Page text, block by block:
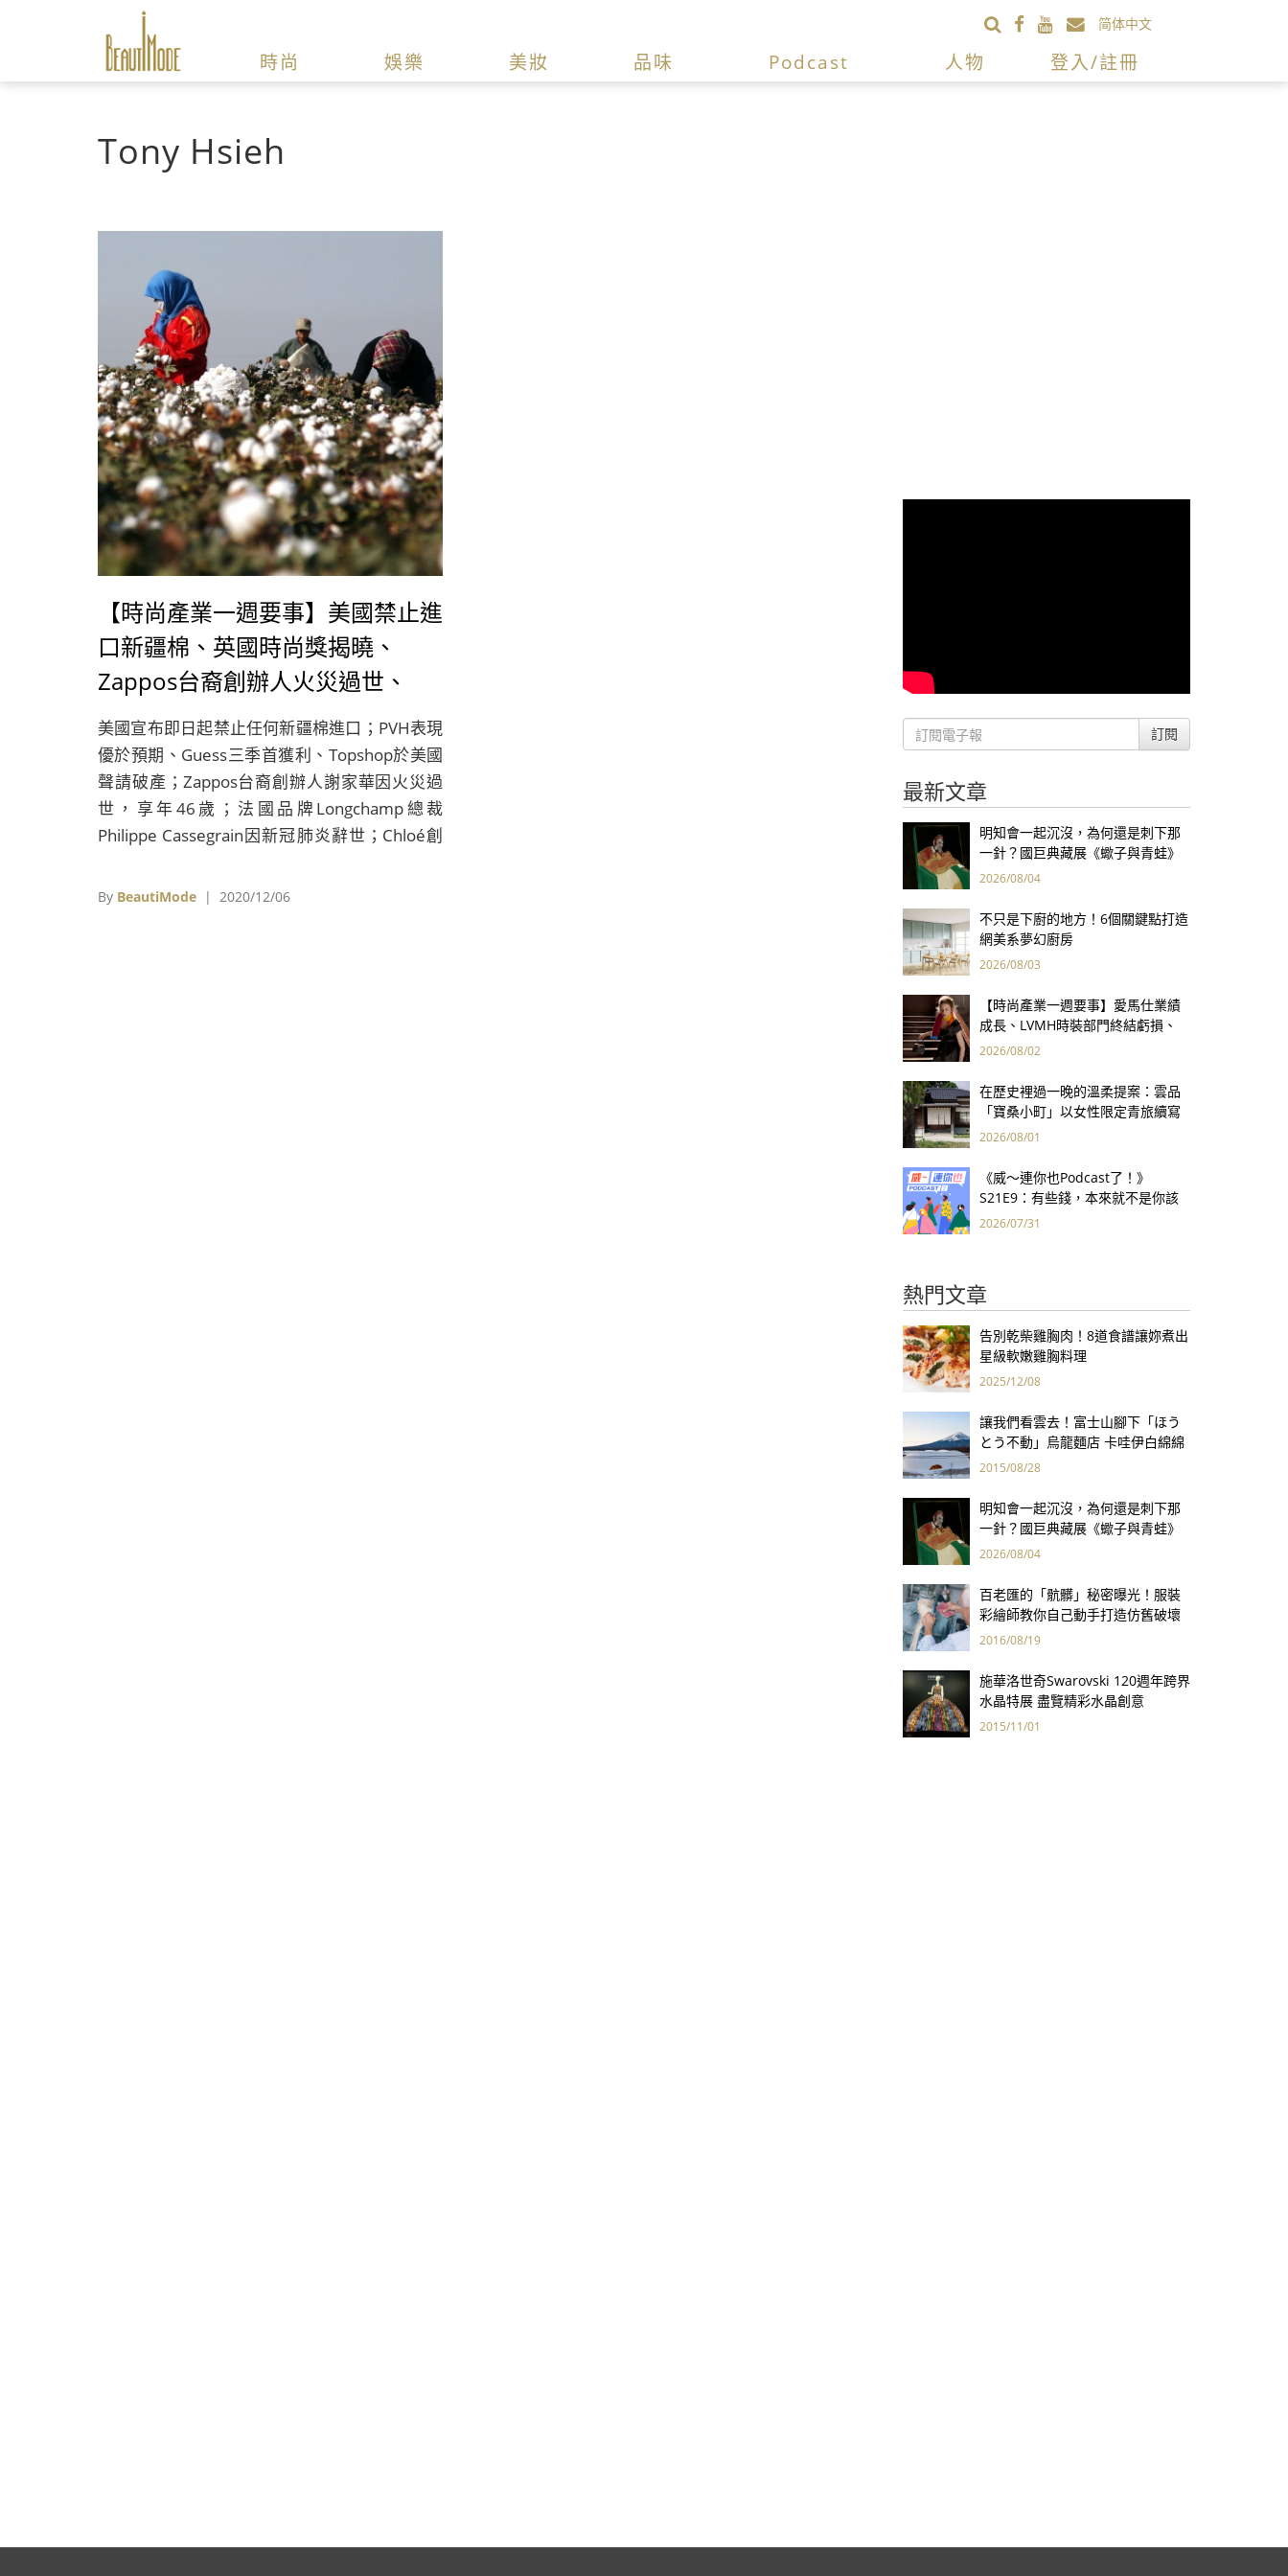
简体中文
時尚 娛樂 美妝 品味 Podcast 人物 登入/註冊
Tony Hsieh
【時尚產業一週要事】美國禁止進
口新疆棉、英國時尚獎揭曉、
Zappos台裔創辦人火災過世、
Chloé創意總監離職、PVH第三季
優於預期
美國宣布即日起禁止任何新疆棉進口；PVH表現
優於預期、Guess三季首獲利、Topshop於美國
聲請破產；Zappos台裔創辦人謝家華因火災過
世，享年46歲；法國品牌Longchamp總裁
Philippe Cassegrain因新冠肺炎辭世；Chloé創
獎得獎名單揭曉……
By BeautiMode | 2020/12/06
訂閱
最新文章
明知會一起沉沒，為何還是刺下那
一針？國巨典藏展《蠍子與青蛙》
用66件名作拷問人性
2026/08/04
不只是下廚的地方！6個關鍵點打造
網美系夢幻廚房
2026/08/03
【時尚產業一週要事】愛馬仕業績
成長、LVMH時裝部門終結虧損、
Kering轉型策略初現成效、Prada
2026/08/02
在歷史裡過一晚的溫柔提案：雲品
「寶桑小町」以女性限定青旅續寫
台東老屋記憶
2026/08/01
《威～連你也Podcast了！》
S21E9：有些錢，本來就不是你該
賺的——讀《一個投機者的告白》
2026/07/31
熱門文章
告別乾柴雞胸肉！8道食譜讓妳煮出
星級軟嫩雞胸料理
2025/12/08
讓我們看雲去！富士山腳下「ほう
とう不動」烏龍麵店 卡哇伊白綿綿
造型療癒你的心
2015/08/28
明知會一起沉沒，為何還是刺下那
一針？國巨典藏展《蠍子與青蛙》
用66件名作拷問人性
2026/08/04
百老匯的「骯髒」秘密曝光！服裝
彩繪師教你自己動手打造仿舊破壞
感服飾
2016/08/19
施華洛世奇Swarovski 120週年跨界
水晶特展 盡覽精彩水晶創意
2015/11/01